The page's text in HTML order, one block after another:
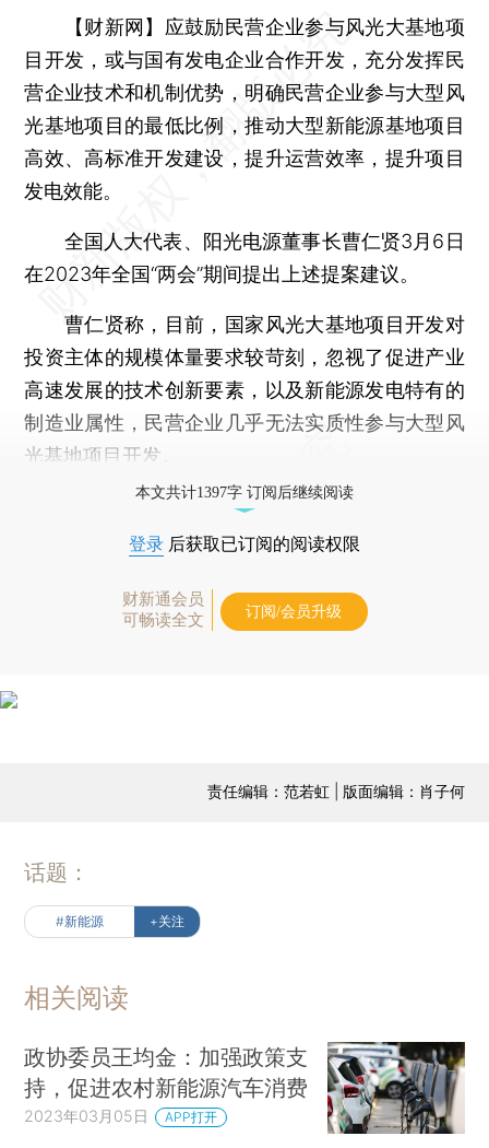
【财新网】 应鼓励民营企业参与风光大基地项
目开发，或与国有发电企业合作开发，充分发挥民
营企业技术和机制优势，明确民营企业参与大型风
光基地项目的最低比例，推动大型新能源基地项目
高效、高标准开发建设，提升运营效率，提升项目
发电效能。
全国人大代表、阳光电源董事长曹仁贤3月6日
在2023年全国“两会”期间提出上述提案建议。
曹仁贤称，目前，国家风光大基地项目开发对
投资主体的规模体量要求较苛刻，忽视了促进产业
高速发展的技术创新要素，以及新能源发电特有的
制造业属性，民营企业几乎无法实质性参与大型风
光基地项目开发。
本文共计1397字 订阅后继续阅读
登录 后获取已订阅的阅读权限
财新通会员
可畅读全文
订阅/会员升级
责任编辑：范若虹 | 版面编辑：肖子何
话题：
#新能源 +关注
相关阅读
政协委员王均金：加强政策支
持，促进农村新能源汽车消费
2023年03月05日 APP打开